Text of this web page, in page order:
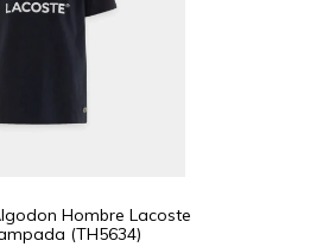
Hombre Lacoste
(TH5634)